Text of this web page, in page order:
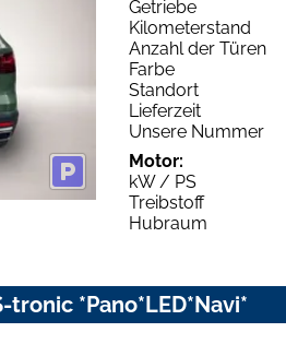
Getriebe
Kilometerstand
Anzahl der Türen
Farbe
Standort
Lieferzeit
Unsere Nummer
Motor:
kW / PS
Treibstoff
Hubraum
tronic *Pano*LED*Navi*